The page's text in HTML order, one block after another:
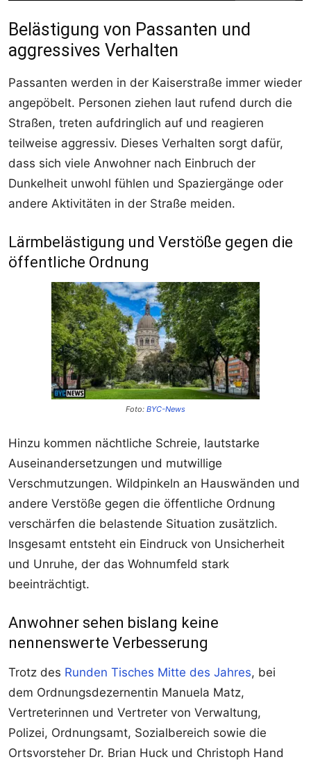
Belästigung von Passanten und
aggressives Verhalten
Passanten werden in der Kaiserstraße immer wieder
angepöbelt. Personen ziehen laut rufend durch die
Straßen, treten aufdringlich auf und reagieren
teilweise aggressiv. Dieses Verhalten sorgt dafür,
dass sich viele Anwohner nach Einbruch der
Dunkelheit unwohl fühlen und Spaziergänge oder
andere Aktivitäten in der Straße meiden.
Lärmbelästigung und Verstöße gegen die
öffentliche Ordnung
Foto: BYC-News
Hinzu kommen nächtliche Schreie, lautstarke
Auseinandersetzungen und mutwillige
Verschmutzungen. Wildpinkeln an Hauswänden und
andere Verstöße gegen die öffentliche Ordnung
verschärfen die belastende Situation zusätzlich.
Insgesamt entsteht ein Eindruck von Unsicherheit
und Unruhe, der das Wohnumfeld stark
beeinträchtigt.
Anwohner sehen bislang keine
nennenswerte Verbesserung
Trotz des Runden Tisches Mitte des Jahres, bei
dem Ordnungsdezernentin Manuela Matz,
Vertreterinnen und Vertreter von Verwaltung,
Polizei, Ordnungsamt, Sozialbereich sowie die
Ortsvorsteher Dr. Brian Huck und Christoph Hand